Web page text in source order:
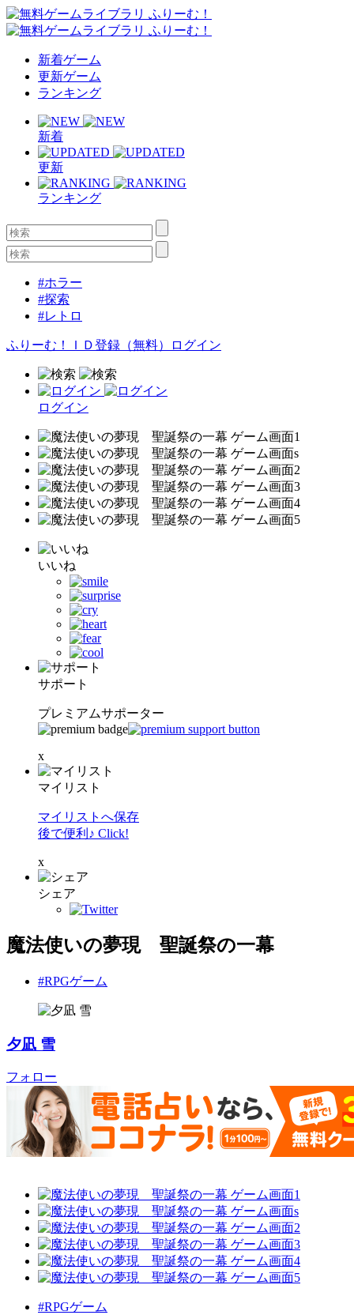
新着ゲーム
更新ゲーム
ランキング
新着
更新
ランキング
#ホラー
#探索
#レトロ
ふりーむ！ＩＤ登録（無料） ログイン
ログイン
いいね
サポート
プレミアムサポーター
x
マイリスト
マイリストへ保存
後で便利♪ Click!
x
シェア
魔法使いの夢現 聖誕祭の一幕
#RPGゲーム
夕凪 雪
フォロー
#RPGゲーム